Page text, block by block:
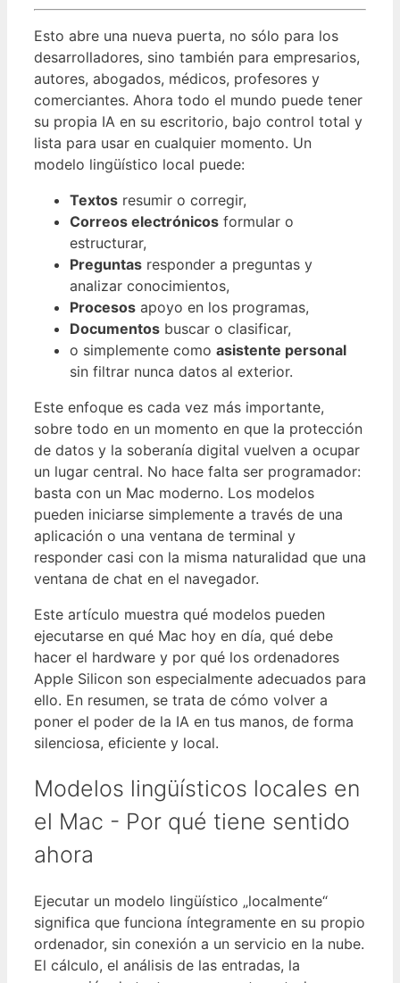
Esto abre una nueva puerta, no sólo para los
desarrolladores, sino también para empresarios,
autores, abogados, médicos, profesores y
comerciantes. Ahora todo el mundo puede tener
su propia IA en su escritorio, bajo control total y
lista para usar en cualquier momento. Un
modelo lingüístico local puede:
Textos resumir o corregir,
Correos electrónicos formular o
estructurar,
Preguntas responder a preguntas y
analizar conocimientos,
Procesos apoyo en los programas,
Documentos buscar o clasificar,
o simplemente como asistente personal
sin filtrar nunca datos al exterior.
Este enfoque es cada vez más importante,
sobre todo en un momento en que la protección
de datos y la soberanía digital vuelven a ocupar
un lugar central. No hace falta ser programador:
basta con un Mac moderno. Los modelos
pueden iniciarse simplemente a través de una
aplicación o una ventana de terminal y
responder casi con la misma naturalidad que una
ventana de chat en el navegador.
Este artículo muestra qué modelos pueden
ejecutarse en qué Mac hoy en día, qué debe
hacer el hardware y por qué los ordenadores
Apple Silicon son especialmente adecuados para
ello. En resumen, se trata de cómo volver a
poner el poder de la IA en tus manos, de forma
silenciosa, eficiente y local.
Modelos lingüísticos locales en
el Mac - Por qué tiene sentido
ahora
Ejecutar un modelo lingüístico „localmente“
significa que funciona íntegramente en su propio
ordenador, sin conexión a un servicio en la nube.
El cálculo, el análisis de las entradas, la